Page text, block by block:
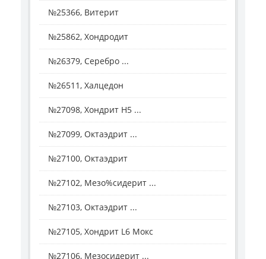
№25366, Витерит
№25862, Хондродит
№26379, Серебро ...
№26511, Халцедон
№27098, Хондрит H5 ...
№27099, Октаэдрит ...
№27100, Октаэдрит
№27102, Мезо%сидерит ...
№27103, Октаэдрит ...
№27105, Хондрит L6 Мокс
№27106, Мезосидерит ...